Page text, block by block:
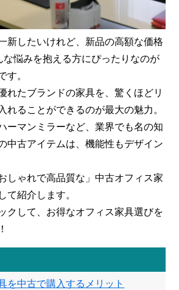
新したいけれど、新品の高額な価格
悩みを抱える方にぴったりなのが
す。
れたブランドの家具を、驚くほどリ
れることができるのが最大の魅力。
ーマンミラーなど、業界でも名の知
中古アイテムは、機能性もデザイン
しゃれで高品質な」中古オフィス家
て紹介します。
クして、お得なオフィス家具選びを
を中古で購入するメリット